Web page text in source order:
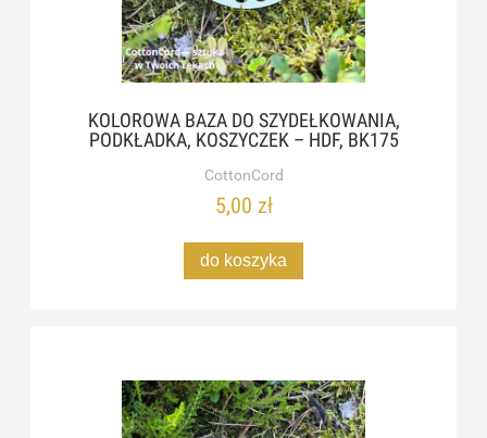
KOLOROWA BAZA DO SZYDEŁKOWANIA,
PODKŁADKA, KOSZYCZEK – HDF, BK175
CottonCord
5,00 zł
do koszyka